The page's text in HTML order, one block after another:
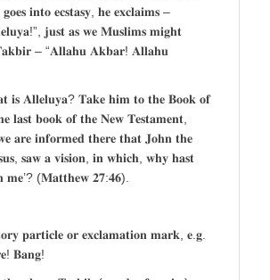
𝐢𝐧𝐭𝐨 𝐞𝐜𝐬𝐭𝐚𝐬𝐲, 𝐡𝐞 𝐞𝐱𝐜𝐥𝐚𝐢𝐦𝐬 –
𝐣𝐮𝐬𝐭 𝐚𝐬 𝐰𝐞 𝐌𝐮𝐬𝐥𝐢𝐦𝐬 𝐦𝐢𝐠𝐡𝐭
– “𝐀𝐥𝐥𝐚𝐡𝐮 𝐀𝐤𝐛𝐚𝐫! 𝐀𝐥𝐥𝐚𝐡𝐮
𝐢𝐬 𝐀𝐥𝐥𝐞𝐥𝐮𝐲𝐚? 𝐓𝐚𝐤𝐞 𝐡𝐢𝐦 𝐭𝐨 𝐭𝐡𝐞 𝐁𝐨𝐨𝐤 𝐨𝐟
𝐥𝐚𝐬𝐭 𝐛𝐨𝐨𝐤 𝐨𝐟 𝐭𝐡𝐞 𝐍𝐞𝐰 𝐓𝐞𝐬𝐭𝐚𝐦𝐞𝐧𝐭,
𝐚𝐫𝐞 𝐢𝐧𝐟𝐨𝐫𝐦𝐞𝐝 𝐭𝐡𝐞𝐫𝐞 𝐭𝐡𝐚𝐭 𝐉𝐨𝐡𝐧 𝐭𝐡𝐞
𝐬𝐚𝐰 𝐚 𝐯𝐢𝐬𝐢𝐨𝐧, 𝐢𝐧 𝐰𝐡𝐢𝐜𝐡, 𝐰𝐡𝐲 𝐡𝐚𝐬𝐭
𝐦𝐞’? (𝐌𝐚𝐭𝐭𝐡𝐞𝐰 𝟐𝟕:𝟒𝟔).
𝐩𝐚𝐫𝐭𝐢𝐜𝐥𝐞 𝐨𝐫 𝐞𝐱𝐜𝐥𝐚𝐦𝐚𝐭𝐢𝐨𝐧 𝐦𝐚𝐫𝐤, 𝐞.𝐠.
𝐁𝐚𝐧𝐠!